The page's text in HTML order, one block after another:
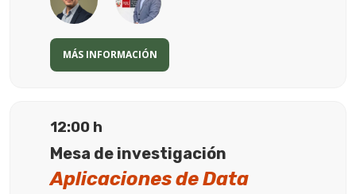
MÁS INFORMACIÓN
12:00 h
Mesa de investigación
Aplicaciones de Data